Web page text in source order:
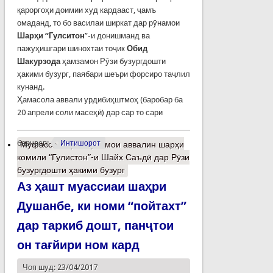
қароргоҳи доимии худ кардааст, ҷамъ
омаданд, то бо василаи ширкат дар рӯнамои
Шарҳи “Гулситон”-и донишманд ва
пажуҳишгари шинохтаи тоҷик Обид
Шакурзодаҳамзамон Рӯзи бузургдошти
ҳакими бузург, паябари шеъри форсиро таҷлил
кунанд.
Ҳамасола аввали урдибиҳштмоҳ (баробар ба
20 апрели соли масеҳӣ) дар сар то сари
барчасп: Интишорот
Муфассалтаро Рӯнамои аввалин шарҳи
комили “Гулистон”-и Шайх Саъдӣ дар Рӯзи
бузургдошти ҳакими бузург
Аз ҳашт муассиаи шаҳри
Душанбе, ки номи “пойтахт”
дар таркиб дошт, панҷтои
он тағйири ном кард
Чоп шуд: 23/04/2017